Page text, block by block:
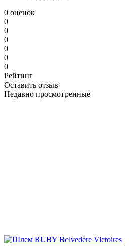
0 оценок
0
0
0
0
0
0
Рейтинг
Оставить отзыв
Недавно просмотренные